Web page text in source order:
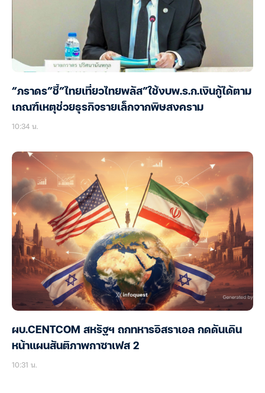
“ภราดร”ชี้”ไทยเที่ยวไทยพลัส”ใช้งบพ.ร.ก.เงินกู้ได้ตาม
เกณฑ์เหตุช่วยธุรกิจรายเล็กจากพิษสงคราม
10:34 น.
ผบ.CENTCOM สหรัฐฯ ถกทหารอิสราเอล กดดันเดิน
หน้าแผนสันติภาพกาซาเฟส 2
10:31 น.